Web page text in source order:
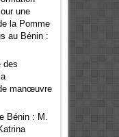
une
la Pomme
au Bénin :
des
manœuvre
Bénin : M.